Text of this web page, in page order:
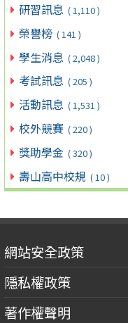
研習訊息 ( 1,110 )
榮譽榜 ( 141 )
學生消息 ( 2,048 )
考試訊息 ( 205 )
活動訊息 ( 1,531 )
校外競賽 ( 220 )
獎助學金 ( 320 )
壽山高中校規 ( 10 )
網站安全政策
隱私權政策
著作權聲明